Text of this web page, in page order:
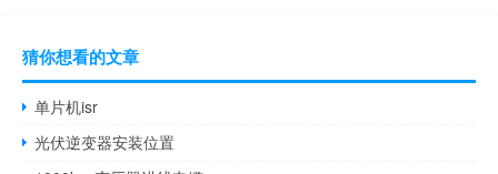
猜你想看的文章
单片机isr
光伏逆变器安装位置